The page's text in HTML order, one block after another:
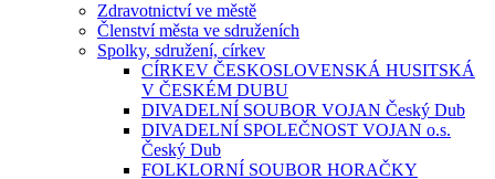
Zdravotnictví ve městě
Členství města ve sdruženích
Spolky, sdružení, církev
CÍRKEV ČESKOSLOVENSKÁ HUSITSKÁ
V ČESKÉM DUBU
DIVADELNÍ SOUBOR VOJAN Český Dub
DIVADELNÍ SPOLEČNOST VOJAN o.s.
Český Dub
FOLKLORNÍ SOUBOR HORAČKY